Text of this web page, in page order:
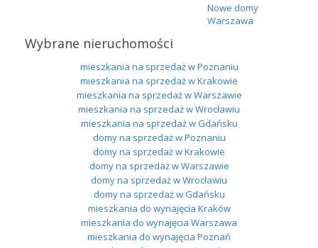
Nowe domy
Warszawa
Wybrane nieruchomości
mieszkania na sprzedaż w Poznaniu
mieszkania na sprzedaż w Krakowie
mieszkania na sprzedaż w Warszawie
mieszkania na sprzedaż w Wrocławiu
mieszkania na sprzedaż w Gdańsku
domy na sprzedaż w Poznaniu
domy na sprzedaż w Krakowie
domy na sprzedaż w Warszawie
domy na sprzedaż w Wrocławiu
domy na sprzedaż w Gdańsku
mieszkania do wynajęcia Kraków
mieszkania do wynajęcia Warszawa
mieszkania do wynajęcia Poznań